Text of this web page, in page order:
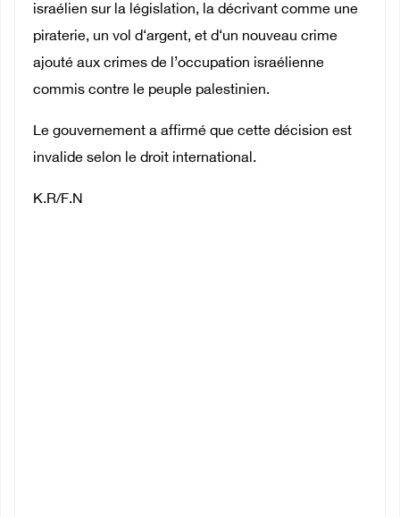
israélien sur la législation, la décrivant comme une
piraterie, un vol d‘argent, et d‘un nouveau crime
ajouté aux crimes de l’occupation israélienne
commis contre le peuple palestinien.
Le gouvernement a affirmé que cette décision est
invalide selon le droit international.
K.R/F.N